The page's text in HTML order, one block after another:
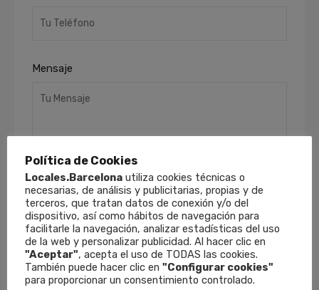
Mensaje
He leído y acepto laPolítica de Privacidad
Finalidades: Responder a sus solicitudes y
remitirle información comercial de nuestros
productos y servicios, incluso por medios
electrónicos.Derechos: Puede retirar su
consentimiento en cualquier momento, así
Política de Cookies
Locales.Barcelona utiliza cookies técnicas o
necesarias, de análisis y publicitarias, propias y de
terceros, que tratan datos de conexión y/o del
dispositivo, así como hábitos de navegación para
facilitarle la navegación, analizar estadísticas del uso
de la web y personalizar publicidad. Al hacer clic en
"Aceptar", acepta el uso de TODAS las cookies.
También puede hacer clic en "Configurar cookies"
para proporcionar un consentimiento controlado.